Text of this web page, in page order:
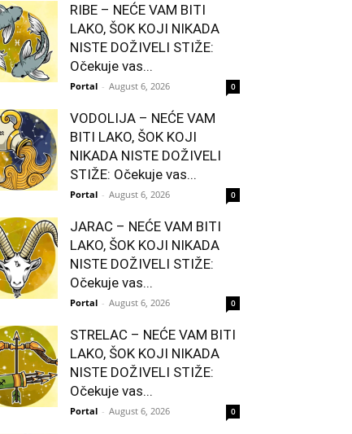
RIBE – NEĆE VAM BITI
LAKO, ŠOK KOJI NIKADA
NISTE DOŽIVELI STIŽE:
Očekuje vas...
Portal - August 6, 2026 0
VODOLIJA – NEĆE VAM
BITI LAKO, ŠOK KOJI
NIKADA NISTE DOŽIVELI
STIŽE: Očekuje vas...
Portal - August 6, 2026 0
JARAC – NEĆE VAM BITI
LAKO, ŠOK KOJI NIKADA
NISTE DOŽIVELI STIŽE:
Očekuje vas...
Portal - August 6, 2026 0
STRELAC – NEĆE VAM BITI
LAKO, ŠOK KOJI NIKADA
NISTE DOŽIVELI STIŽE:
Očekuje vas...
Portal - August 6, 2026 0